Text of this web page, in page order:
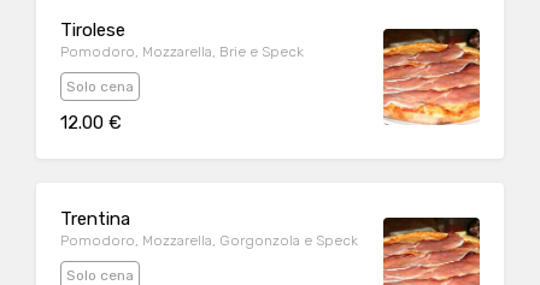
Tirolese
Pomodoro, Mozzarella, Brie e Speck
Solo cena
12.00 €
Trentina
Pomodoro, Mozzarella, Gorgonzola e Speck
Solo cena